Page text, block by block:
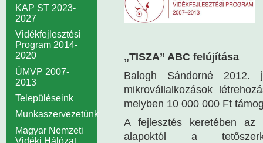
„TISZA” ABC felújítása
Balogh Sándorné 2012.
mikrovállalkozások
melyben 10 000 000 Ft
A fejlesztés keretében
alapoktól a
KAP ST 2023-
2027
Vidékfejlesztési
Program 2014-
2020
ÚMVP 2007-
2013
Településeink
Munkaszervezetünk
Magyar Nemzeti
Vidéki Hálózat